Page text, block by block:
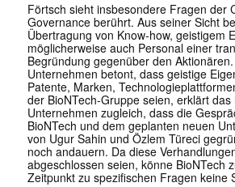
Förtsch sieht insbesondere Fragen der
Governance berührt. Aus seiner Sicht
Übertragung von Know-how, geistigem
möglicherweise auch Personal einer
Begründung gegenüber den
Unternehmen betont, dass geistige
Patente, Marken,
der BioNTech-Gruppe seien, erklärt das
Unternehmen zugleich, dass die
BioNTech und dem geplanten neuen
von Ugur Sahin und Özlem Türeci
noch andauern. Da diese
abgeschlossen seien, könne BioNTech
Zeitpunkt zu spezifischen Fragen keine